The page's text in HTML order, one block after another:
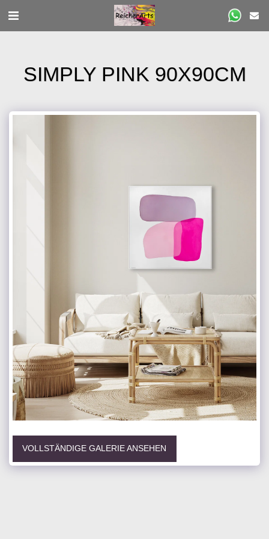
SIMPLY PINK 90X90CM
VOLLSTÄNDIGE GALERIE ANSEHEN